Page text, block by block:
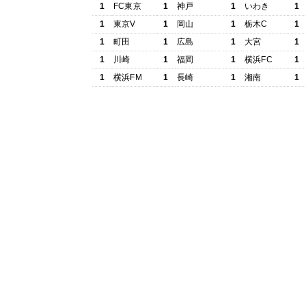
1
FC東京 1
神戸
1
東京V 1
岡山
1
町田 1
広島
1
川崎 1
福岡
1
横浜FM 1 長崎
1
いわき
1
1
栃木C
1
1
大宮
1
1
横浜FC
1
1
湘南 1